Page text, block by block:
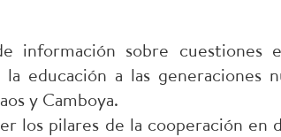
información sobre cuestiones
educación a las generaciones
y Camboya.
los pilares de la cooperación en